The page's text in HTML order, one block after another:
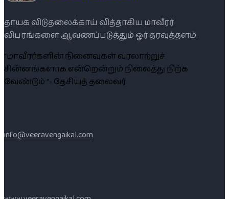
தாயக விடுதலைக்காய் வித்தாகிய மாவீரர்
விபரங்களை ஆவணப்படுத்தும் ஓர் தரவுத்தளம்.
“மாவீரர்களின் நினைவுகள் வரலாற்றுச்
சின்னங்களாக என்றென்றும் நிலைத்து நிற்க
வேண்டும் ”- தேசியத் தலைவர்
info@veeravengaikal.com